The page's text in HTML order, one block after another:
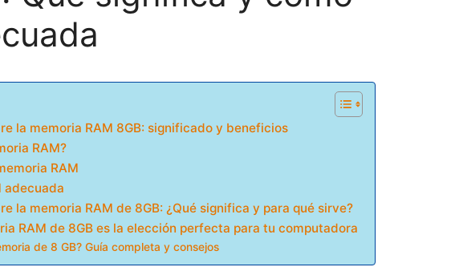
la memoria RAM 8GB: significado y beneficios
RAM?
RAM
adecuada
la memoria RAM de 8GB: ¿Qué significa y para qué sirve?
RAM de 8GB es la elección perfecta para tu computadora
de 8 GB? Guía completa y consejos